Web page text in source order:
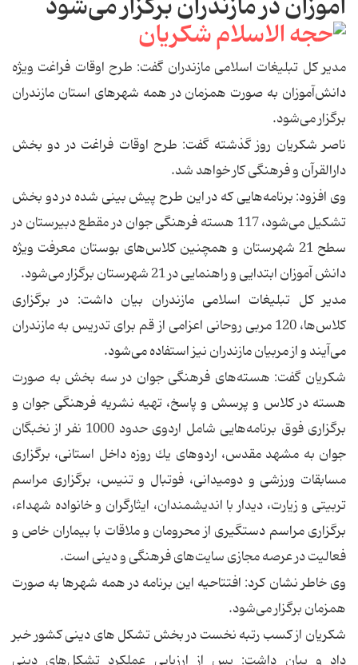
مدیر كل تبلیغات اسلامی مازندران گفت: طرح اوقات فراغت ویژه
دانش‌آموزان به صورت همزمان در همه شهرهای استان مازندران
برگزار می‌شود.
ناصر شكریان روز گذشته گفت: طرح اوقات فراغت در دو بخش
دارالقرآن و فرهنگی كار خواهد شد.
وی افزود: برنامه‌هایی كه در این طرح پیش بینی شده در دو بخش
تشكیل می‌شود، 117 هسته فرهنگی جوان در مقطع دبیرستان در
سطح 21 شهرستان و همچنین كلاس‌های بوستان معرفت ویژه
دانش آموزان ابتدایی و راهنمایی در 21 شهرستان برگزار می‌شود.
مدیر كل تبلیغات اسلامی مازندران بیان داشت: در برگزاری
كلاس‌ها، 120 مربی روحانی اعزامی از قم برای تدریس به مازندران
می‌آیند و از مربیان مازندران نیز استفاده می‌شود.
شكریان گفت: هسته‌های فرهنگی جوان در سه بخش به صورت
هسته در كلاس و پرسش و پاسخ، تهیه نشریه فرهنگی جوان و
برگزاری فوق برنامه‌هایی شامل اردوی حدود 1000 نفر از نخبگان
جوان به مشهد مقدس، اردوهای یك روزه داخل استانی، برگزاری
مسابقات ورزشی و دومیدانی، فوتبال و تنیس، برگزاری مراسم
تربیتی و زیارت، دیدار با اندیشمندان، ایثارگران و خانواده شهداء،
برگزاری مراسم دستگیری از محرومان و ملاقات با بیماران خاص و
فعالیت در عرصه مجازی سایت‌های فرهنگی و دینی است.
وی خاطر نشان كرد: افتتاحیه این برنامه در همه شهرها به صورت
همزمان برگزار می‌شود.
شكریان از كسب رتبه نخست در بخش تشكل های دینی كشور خبر